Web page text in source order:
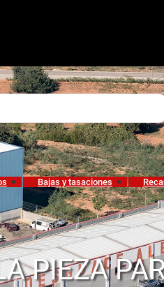
Bajas y tasaciones
PIEZA